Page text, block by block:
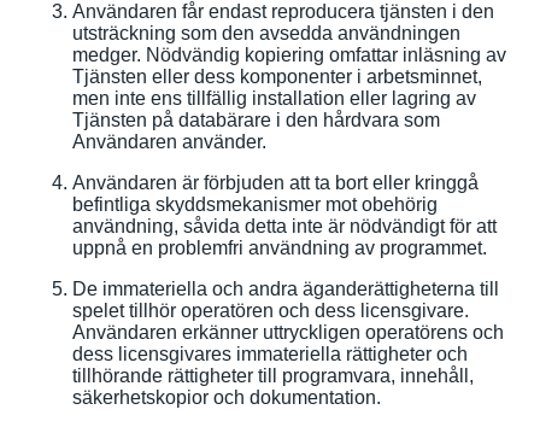
Användaren får endast reproducera tjänsten i den
utsträckning som den avsedda användningen
medger. Nödvändig kopiering omfattar inläsning av
Tjänsten eller dess komponenter i arbetsminnet,
men inte ens tillfällig installation eller lagring av
Tjänsten på databärare i den hårdvara som
Användaren använder.
Användaren är förbjuden att ta bort eller kringgå
befintliga skyddsmekanismer mot obehörig
användning, såvida detta inte är nödvändigt för att
uppnå en problemfri användning av programmet.
De immateriella och andra äganderättigheterna till
spelet tillhör operatören och dess licensgivare.
Användaren erkänner uttryckligen operatörens och
dess licensgivares immateriella rättigheter och
tillhörande rättigheter till programvara, innehåll,
säkerhetskopior och dokumentation.